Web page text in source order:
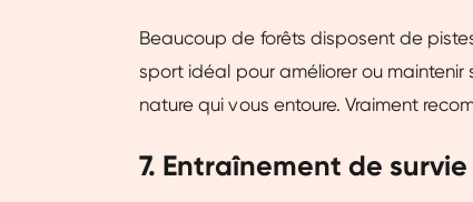
Beaucoup de forêts disposent de
sport idéal pour améliorer ou
nature qui vous entoure. Vraiment
7. Entraînement de survie